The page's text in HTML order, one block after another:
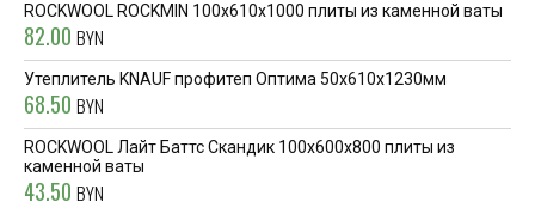
ROCKWOOL ROCKMIN 100x610x1000 плиты из каменной ваты
82.00 BYN
Утеплитель KNAUF профитеп Оптима 50х610х1230мм
68.50 BYN
ROCKWOOL Лайт Баттс Скандик 100x600x800 плиты из
каменной ваты
43.50 BYN